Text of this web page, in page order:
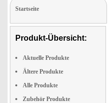
Startseite
Produkt-Übersicht:
Aktuelle Produkte
Ältere Produkte
Alle Produkte
Zubehör Produkte